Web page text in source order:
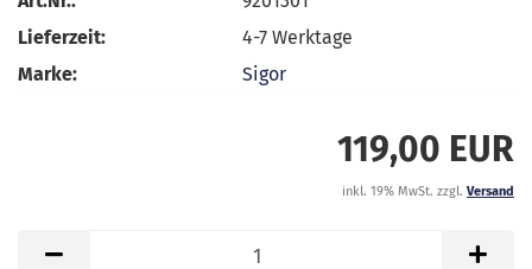
Lieferzeit:
4-7 Werktage
Marke:
Sigor
119,00 EUR
inkl. 19% MwSt. zzgl. Versand